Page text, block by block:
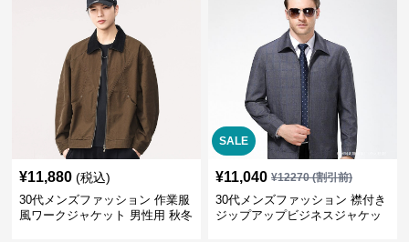
¥11,880 (税込)
30代メンズファッション 作業服
風ワークジャケット 男性用 秋冬
SALE
¥11,040 ¥12270(割引前)
30代メンズファッション 襟付き
ジップアップビジネスジャケッ